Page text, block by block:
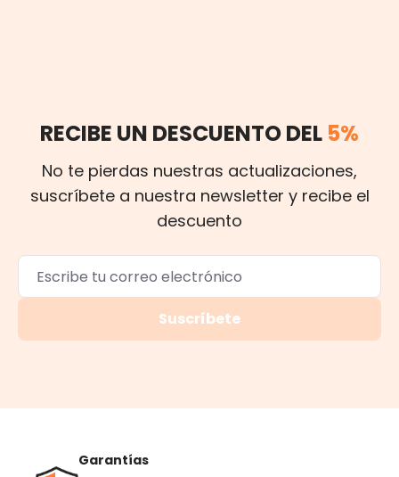
RECIBE UN DESCUENTO DEL 5%
No te pierdas nuestras actualizaciones,
suscríbete a nuestra newsletter y recibe el
descuento
Suscríbete
Garantías